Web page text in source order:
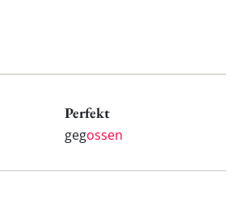
Perfekt
gegossen